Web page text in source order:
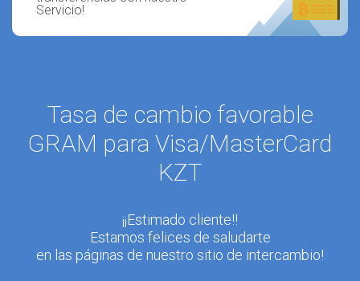
Servicio!
Tasa de cambio favorable
GRAM para Visa/MasterCard
KZT
¡¡Estimado cliente!!
Estamos felices de saludarte
en las páginas de nuestro sitio de intercambio!